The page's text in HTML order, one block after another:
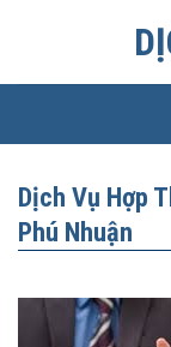
Dịch Vụ Hợp
Phú Nhuận